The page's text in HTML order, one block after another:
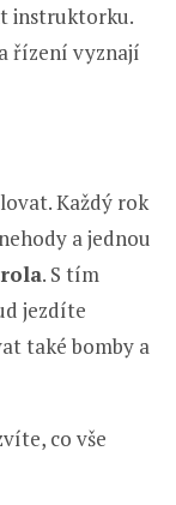
instruktorku.
řízení vyznají
Každý rok
a jednou
. S tím
jezdíte
také bomby a
co vše